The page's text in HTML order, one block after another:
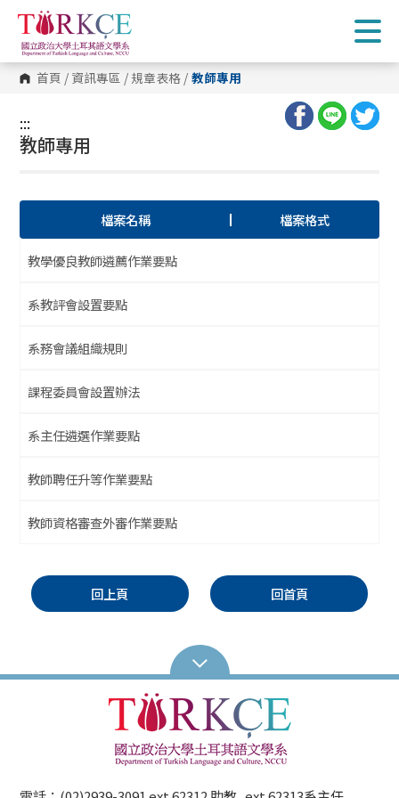
跳
到
主
要
內
容 首頁 / 資訊專區 /規章表格 / 教師專用
:::
:::
教師專用
檔案名稱 檔案格式
教學優良教師遴薦作業要點
系教評會設置要點
系務會議組織規則
課程委員會設置辦法
系主任遴選作業要點
教師聘任升等作業要點
教師資格審查外審作業要點
回上頁 回首頁